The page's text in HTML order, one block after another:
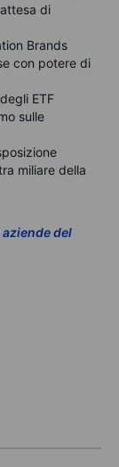
di
Brands
con potere di
ETF
sulle
miliare della
del